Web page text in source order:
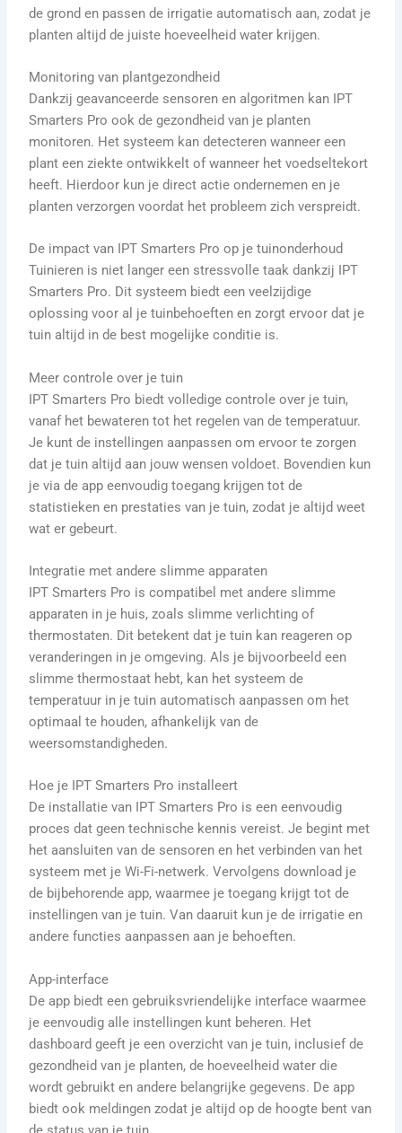
de grond en passen de irrigatie automatisch aan, zodat je
planten altijd de juiste hoeveelheid water krijgen.
Monitoring van plantgezondheid
Dankzij geavanceerde sensoren en algoritmen kan IPT
Smarters Pro ook de gezondheid van je planten
monitoren. Het systeem kan detecteren wanneer een
plant een ziekte ontwikkelt of wanneer het voedseltekort
heeft. Hierdoor kun je direct actie ondernemen en je
planten verzorgen voordat het probleem zich verspreidt.
De impact van IPT Smarters Pro op je tuinonderhoud
Tuinieren is niet langer een stressvolle taak dankzij IPT
Smarters Pro. Dit systeem biedt een veelzijdige
oplossing voor al je tuinbehoeften en zorgt ervoor dat je
tuin altijd in de best mogelijke conditie is.
Meer controle over je tuin
IPT Smarters Pro biedt volledige controle over je tuin,
vanaf het bewateren tot het regelen van de temperatuur.
Je kunt de instellingen aanpassen om ervoor te zorgen
dat je tuin altijd aan jouw wensen voldoet. Bovendien kun
je via de app eenvoudig toegang krijgen tot de
statistieken en prestaties van je tuin, zodat je altijd weet
wat er gebeurt.
Integratie met andere slimme apparaten
IPT Smarters Pro is compatibel met andere slimme
apparaten in je huis, zoals slimme verlichting of
thermostaten. Dit betekent dat je tuin kan reageren op
veranderingen in je omgeving. Als je bijvoorbeeld een
slimme thermostaat hebt, kan het systeem de
temperatuur in je tuin automatisch aanpassen om het
optimaal te houden, afhankelijk van de
weersomstandigheden.
Hoe je IPT Smarters Pro installeert
De installatie van IPT Smarters Pro is een eenvoudig
proces dat geen technische kennis vereist. Je begint met
het aansluiten van de sensoren en het verbinden van het
systeem met je Wi-Fi-netwerk. Vervolgens download je
de bijbehorende app, waarmee je toegang krijgt tot de
instellingen van je tuin. Van daaruit kun je de irrigatie en
andere functies aanpassen aan je behoeften.
App-interface
De app biedt een gebruiksvriendelijke interface waarmee
je eenvoudig alle instellingen kunt beheren. Het
dashboard geeft je een overzicht van je tuin, inclusief de
gezondheid van je planten, de hoeveelheid water die
wordt gebruikt en andere belangrijke gegevens. De app
biedt ook meldingen zodat je altijd op de hoogte bent van